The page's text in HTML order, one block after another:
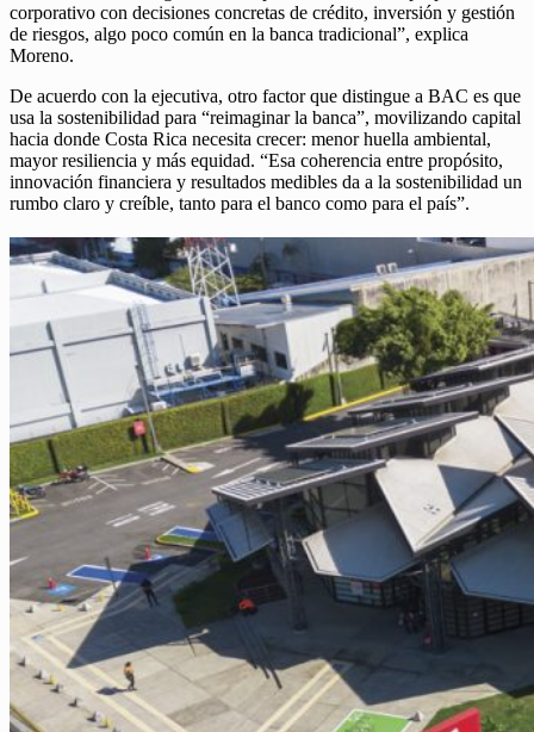
corporativo con decisiones concretas de crédito, inversión y gestión
de riesgos, algo poco común en la banca tradicional”, explica
Moreno.
De acuerdo con la ejecutiva, otro factor que distingue a BAC es que
usa la sostenibilidad para “reimaginar la banca”, movilizando capital
hacia donde Costa Rica necesita crecer: menor huella ambiental,
mayor resiliencia y más equidad. “Esa coherencia entre propósito,
innovación financiera y resultados medibles da a la sostenibilidad un
rumbo claro y creíble, tanto para el banco como para el país”.